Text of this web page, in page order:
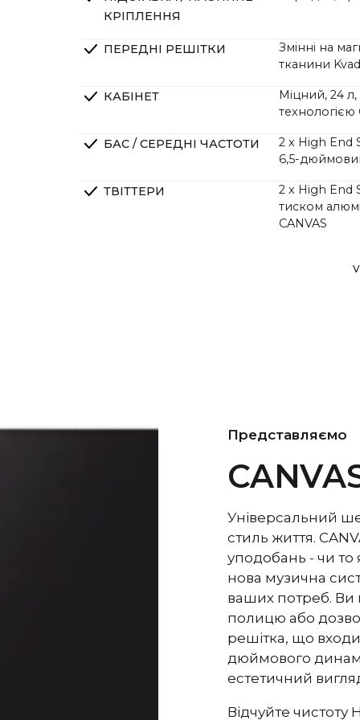
КРІПЛЕННЯ
ПЕРЕДНІ РЕШІТКИ
Змінні на
тканини
КАБІНЕТ
Міцний, 24
БАС / СЕРЕДНІ ЧАСТОТИ
2 x High End
6,5-
ТВІТТЕРИ
2 x High End
тиском
CANVAS
точністю,
мають
Тут відіграє
кількістю
Burr-Brown
30 Гц - 20 000
Представляємо
Універсальний
стиль життя.
уподобань - чи то
нова музична
ваших потреб. Ви
полицю або
решітка, що
дюймового
естетичний
Відчуйте чистоту